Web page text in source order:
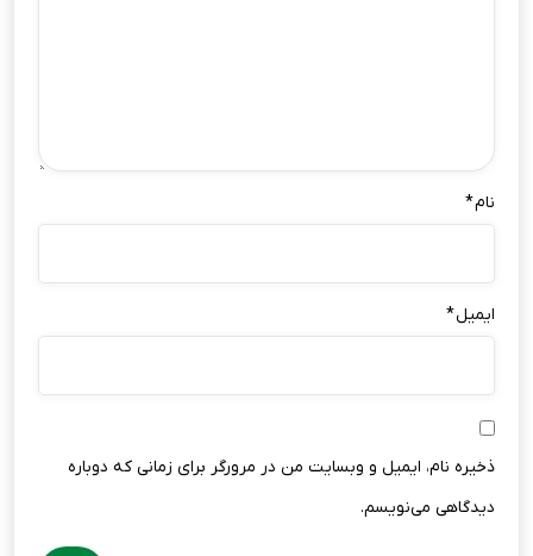
نام*
ایمیل*
ذخیره نام، ایمیل و وبسایت من در مرورگر برای زمانی که دوباره
دیدگاهی می‌نویسم.